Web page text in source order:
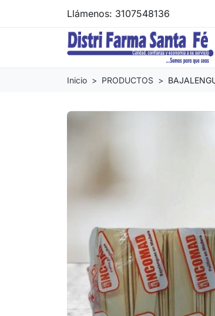
Llámenos: 3107548136
Inicio PRODUCTOS